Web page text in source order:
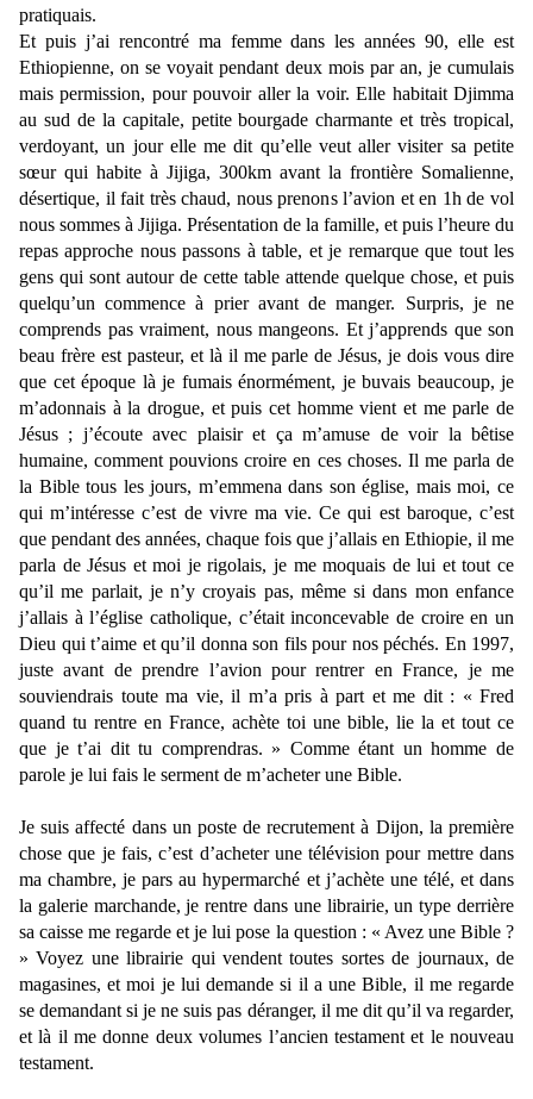
pratiquais.
Et puis j’ai rencontré ma femme dans les années 90, elle est
Ethiopienne, on se voyait pendant deux mois par an, je cumulais
mais permission, pour pouvoir aller la voir. Elle habitait Djimma
au sud de la capitale, petite bourgade charmante et très tropical,
verdoyant, un jour elle me dit qu’elle veut aller visiter sa petite
sœur qui habite à Jijiga, 300km avant la frontière Somalienne,
désertique, il fait très chaud, nous prenons l’avion et en 1h de vol
nous sommes à Jijiga. Présentation de la famille, et puis l’heure du
repas approche nous passons à table, et je remarque que tout les
gens qui sont autour de cette table attende quelque chose, et puis
quelqu’un commence à prier avant de manger. Surpris, je ne
comprends pas vraiment, nous mangeons. Et j’apprends que son
beau frère est pasteur, et là il me parle de Jésus, je dois vous dire
que cet époque là je fumais énormément, je buvais beaucoup, je
m’adonnais à la drogue, et puis cet homme vient et me parle de
Jésus ; j’écoute avec plaisir et ça m’amuse de voir la bêtise
humaine, comment pouvions croire en ces choses. Il me parla de
la Bible tous les jours, m’emmena dans son église, mais moi, ce
qui m’intéresse c’est de vivre ma vie. Ce qui est baroque, c’est
que pendant des années, chaque fois que j’allais en Ethiopie, il me
parla de Jésus et moi je rigolais, je me moquais de lui et tout ce
qu’il me parlait, je n’y croyais pas, même si dans mon enfance
j’allais à l’église catholique, c’était inconcevable de croire en un
Dieu qui t’aime et qu’il donna son fils pour nos péchés. En 1997,
juste avant de prendre l’avion pour rentrer en France, je me
souviendrais toute ma vie, il m’a pris à part et me dit : « Fred
quand tu rentre en France, achète toi une bible, lie la et tout ce
que je t’ai dit tu comprendras. » Comme étant un homme de
parole je lui fais le serment de m’acheter une Bible.
Je suis affecté dans un poste de recrutement à Dijon, la première
chose que je fais, c’est d’acheter une télévision pour mettre dans
ma chambre, je pars au hypermarché et j’achète une télé, et dans
la galerie marchande, je rentre dans une librairie, un type derrière
sa caisse me regarde et je lui pose la question : « Avez une Bible ?
» Voyez une librairie qui vendent toutes sortes de journaux, de
magasines, et moi je lui demande si il a une Bible, il me regarde
se demandant si je ne suis pas déranger, il me dit qu’il va regarder,
et là il me donne deux volumes l’ancien testament et le nouveau
testament.